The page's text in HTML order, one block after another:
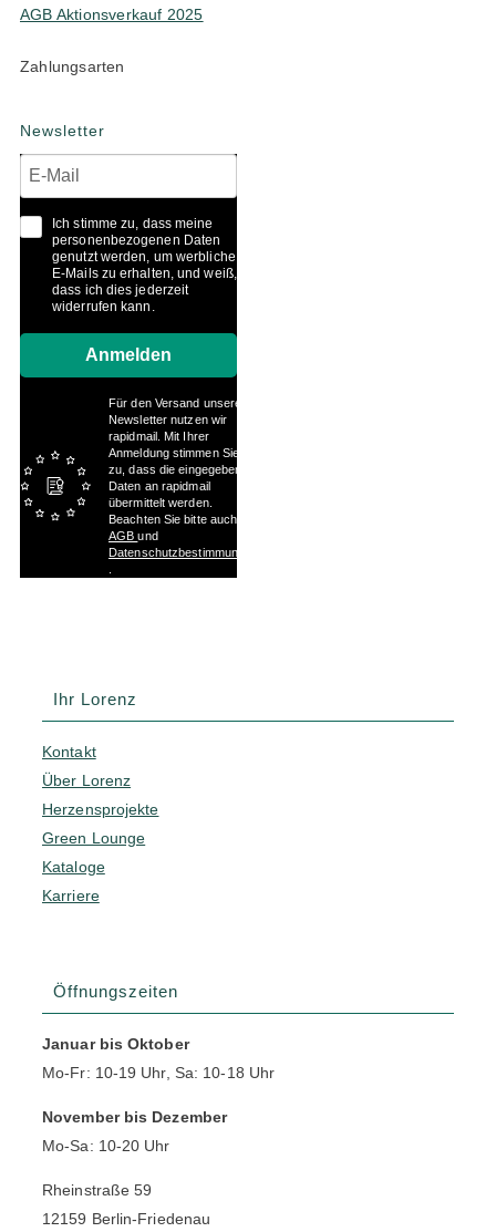
AGB Aktionsverkauf 2025
Zahlungsarten
Newsletter
Ich stimme zu, dass meine
personenbezogenen Daten
genutzt werden, um werbliche
E-Mails zu erhalten, und weiß,
dass ich dies jederzeit
widerrufen kann.
Anmelden
Für den Versand unserer
Newsletter nutzen wir
rapidmail. Mit Ihrer
Anmeldung stimmen Sie
zu, dass die eingegebenen
Daten an rapidmail
übermittelt werden.
Beachten Sie bitte auch die
AGBund
Datenschutzbestimmungen
Ihr Lorenz
Kontakt
Über Lorenz
Herzensprojekte
Green Lounge
Kataloge
Karriere
Öffnungszeiten
Januar bis Oktober
Mo-Fr: 10-19 Uhr, Sa: 10-18 Uhr
November bis Dezember
Mo-Sa: 10-20 Uhr
Rheinstraße 59
12159 Berlin-Friedenau